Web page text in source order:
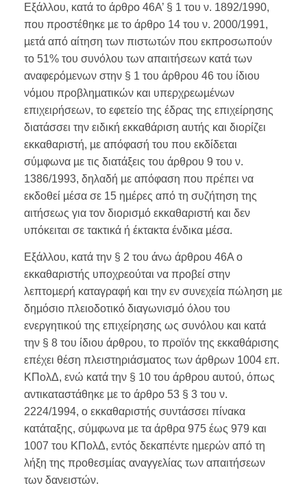
Εξάλλου, κατά το άρθρο 46Α’ § 1 του ν. 1892/1990,
που προστέθηκε µε το άρθρο 14 του ν. 2000/1991,
µετά από αίτηση των πιστωτών που εκπροσωπούν
το 51% του συνόλου των απαιτήσεων κατά των
αναφερόµενων στην § 1 του άρθρου 46 του ίδιου
νόµου προβληµατικών και υπερχρεωµένων
επιχειρήσεων, το εφετείο της έδρας της επιχείρησης
διατάσσει την ειδική εκκαθάριση αυτής και διορίζει
εκκαθαριστή, µε απόφασή του που εκδίδεται
σύµφωνα µε τις διατάξεις του άρθρου 9 του ν.
1386/1993, δηλαδή µε απόφαση που πρέπει να
εκδοθεί µέσα σε 15 ηµέρες από τη συζήτηση της
αιτήσεως για τον διορισµό εκκαθαριστή και δεν
υπόκειται σε τακτικά ή έκτακτα ένδικα µέσα.
Εξάλλου, κατά την § 2 του άνω άρθρου 46Α ο
εκκαθαριστής υποχρεούται να προβεί στην
λεπτοµερή καταγραφή και την εν συνεχεία πώληση µε
δηµόσιο πλειοδοτικό διαγωνισµό όλου του
ενεργητικού της επιχείρησης ως συνόλου και κατά
την § 8 του ίδιου άρθρου, το προϊόν της εκκαθάρισης
επέχει θέση πλειστηριάσµατος των άρθρων 1004 επ.
ΚΠολΔ, ενώ κατά την § 10 του άρθρου αυτού, όπως
αντικαταστάθηκε µε το άρθρο 53 § 3 του ν.
2224/1994, ο εκκαθαριστής συντάσσει πίνακα
κατάταξης, σύµφωνα µε τα άρθρα 975 έως 979 και
1007 του ΚΠολΔ, εντός δεκαπέντε ηµερών από τη
λήξη της προθεσµίας αναγγελίας των απαιτήσεων
των δανειστών.